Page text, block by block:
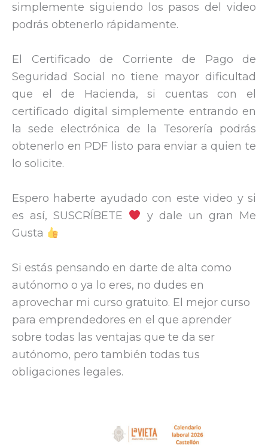
simplemente siguiendo los pasos del video
podrás obtenerlo rápidamente.
El Certificado de Corriente de Pago de
Seguridad Social no tiene mayor dificultad
que el de Hacienda, si cuentas con el
certificado digital simplemente entrando en
la sede electrónica de la Tesorería podrás
obtenerlo en PDF listo para enviar a quien te
lo solicite.
Espero haberte ayudado con este video y si
es así, SUSCRÍBETE
y dale un gran Me
Gusta
Si estás pensando en darte de alta como
autónomo o ya lo eres, no dudes en
aprovechar mi curso gratuito. El mejor curso
para emprendedores en el que aprender
sobre todas las ventajas que te da ser
autónomo, pero también todas tus
obligaciones legales.